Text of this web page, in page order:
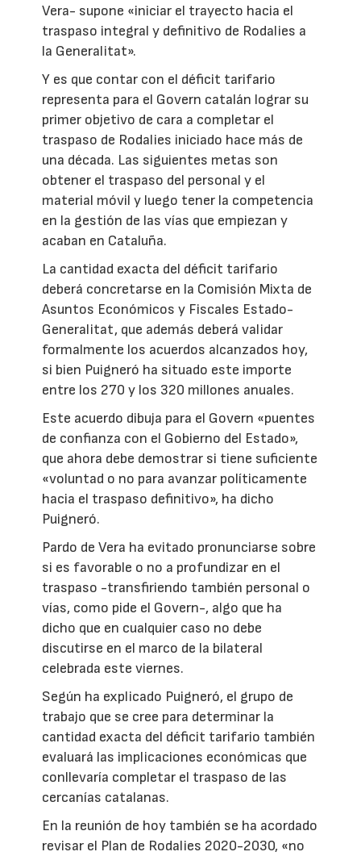
Vera- supone «iniciar el trayecto hacia el
traspaso integral y definitivo de Rodalies a
la Generalitat».
Y es que contar con el déficit tarifario
representa para el Govern catalán lograr su
primer objetivo de cara a completar el
traspaso de Rodalies iniciado hace más de
una década. Las siguientes metas son
obtener el traspaso del personal y el
material móvil y luego tener la competencia
en la gestión de las vías que empiezan y
acaban en Cataluña.
La cantidad exacta del déficit tarifario
deberá concretarse en la Comisión Mixta de
Asuntos Económicos y Fiscales Estado-
Generalitat, que además deberá validar
formalmente los acuerdos alcanzados hoy,
si bien Puigneró ha situado este importe
entre los 270 y los 320 millones anuales.
Este acuerdo dibuja para el Govern «puentes
de confianza con el Gobierno del Estado»,
que ahora debe demostrar si tiene suficiente
«voluntad o no para avanzar políticamente
hacia el traspaso definitivo», ha dicho
Puigneró.
Pardo de Vera ha evitado pronunciarse sobre
si es favorable o no a profundizar en el
traspaso -transfiriendo también personal o
vías, como pide el Govern-, algo que ha
dicho que en cualquier caso no debe
discutirse en el marco de la bilateral
celebrada este viernes.
Según ha explicado Puigneró, el grupo de
trabajo que se cree para determinar la
cantidad exacta del déficit tarifario también
evaluará las implicaciones económicas que
conllevaría completar el traspaso de las
cercanías catalanas.
En la reunión de hoy también se ha acordado
revisar el Plan de Rodalies 2020-2030, «no